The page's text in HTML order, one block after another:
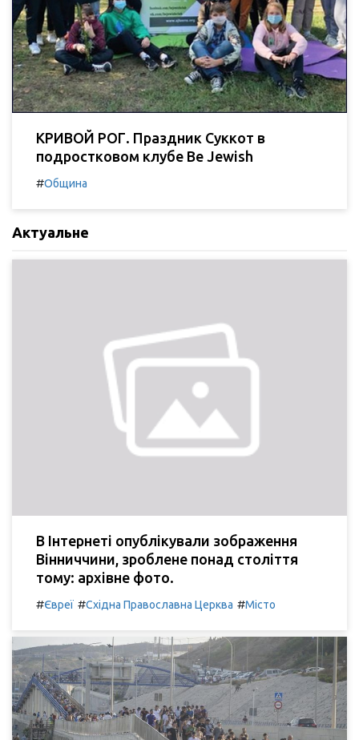
КРИВОЙ РОГ. Праздник Суккот в
подростковом клубе Be Jewish
#Община
Актуальне
В Інтернеті опублікували зображення
Вінниччини, зроблене понад століття
тому: архівне фото.
#Євреї #Східна Православна Церква #Місто